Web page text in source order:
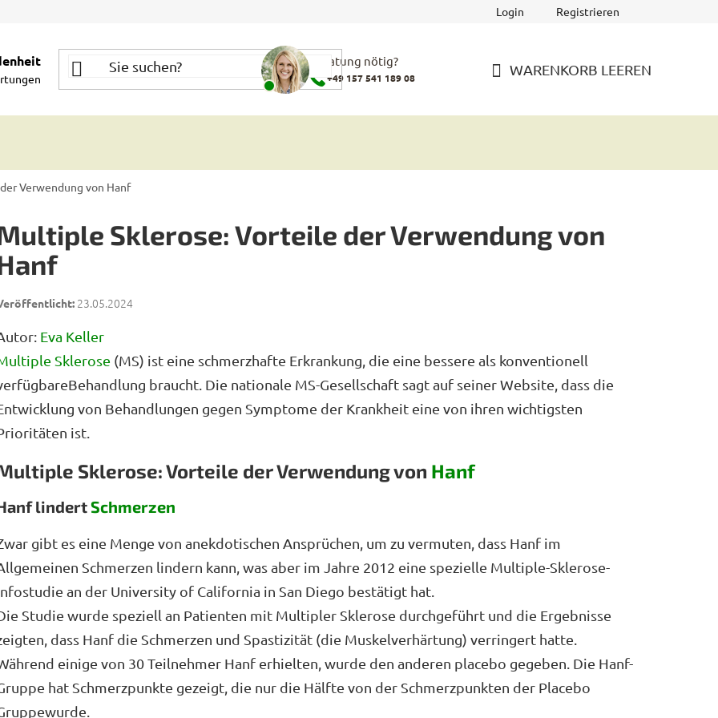
Login Registrieren
Beratung nötig?
+49 157 541 189 08 WARENKORB LEEREN
Verwendung von Hanf
Sklerose: Vorteile der Verwendung von
23.05.2024
Eva Keller
Sklerose (MS) ist eine schmerzhafte Erkrankung, die eine bessere als konventionell
braucht. Die nationale MS-Gesellschaft sagt auf seiner Website, dass die
von Behandlungen gegen Symptome der Krankheit eine von ihren wichtigsten
ist.
Sklerose: Vorteile der Verwendung von Hanf
lindertSchmerzen
gibt es eine Menge von anekdotischen Ansprüchen, um zu vermuten, dass Hanf im
Schmerzen lindern kann, was aber im Jahre 2012 eine spezielle Multiple-Sklerose-
an der University of California in San Diego bestätigt hat.
Studie wurde speziell an Patienten mit Multipler Sklerose durchgeführt und die Ergebnisse
dass Hanf die Schmerzen und Spastizität (die Muskelverhärtung) verringert hatte.
einige von 30 Teilnehmer Hanf erhielten, wurde den anderen placebo gegeben. Die Hanf-
hat Schmerzpunkte gezeigt, die nur die Hälfte von der Schmerzpunkten der Placebo